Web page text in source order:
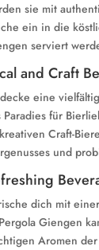
sie mit
ein in die
serviert
and Craft
eine
Paradies für
Craft-
und
dich mit
Giengen
Aromen